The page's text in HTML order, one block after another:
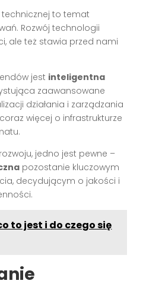
technicznej to temat
Rozwój technologii
ale też stawia przed nami
jest inteligentna
zaawansowane
działania i zarządzania
więcej o infrastrukturze
jedno jest pewne –
pozostanie kluczowym
decydującym o jakości i
to jest i do czego się